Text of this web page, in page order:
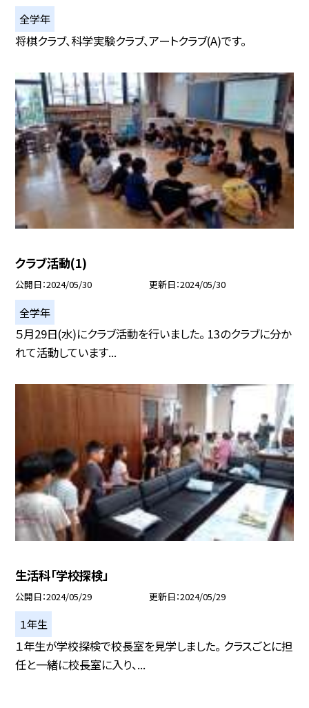
全学年
将棋クラブ、科学実験クラブ、アートクラブ(A)です。
クラブ活動(1)
公開日 2024/05/30 更新日 2024/05/30
全学年
５月29日(水)にクラブ活動を行いました。 13のクラブに分か
れて活動しています...
生活科「学校探検」
公開日 2024/05/29 更新日 2024/05/29
１年生
１年生が学校探検で校長室を見学しました。 クラスごとに担
任と一緒に校長室に入り、...